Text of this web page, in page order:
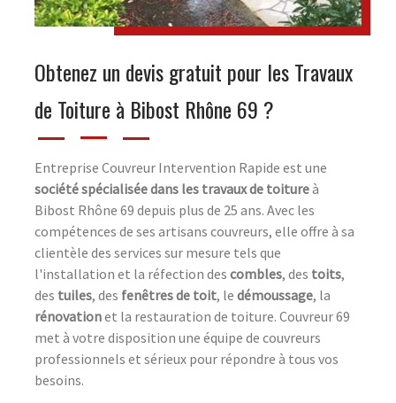
Obtenez un devis gratuit pour les Travaux
de Toiture à Bibost Rhône 69 ?
Entreprise Couvreur Intervention Rapide est une
société spécialisée dans les travaux de toitureà
Bibost Rhône 69 depuis plus de 25 ans. Avec les
compétences de ses artisans couvreurs, elle offre à sa
clientèle des services sur mesure tels que
l'installation et la réfection des combles, des toits,
des tuiles, des fenêtres de toit, le démoussage, la
rénovationet la restauration de toiture. Couvreur 69
met à votre disposition une équipe de couvreurs
professionnels et sérieux pour répondre à tous vos
besoins.